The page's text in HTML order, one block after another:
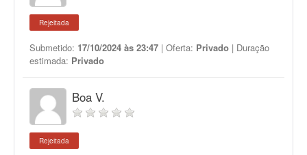
Rejeitada
Submetido: 17/10/2024 às 23:47 | Oferta: Privado | Duração
estimada: Privado
Boa V.
Rejeitada